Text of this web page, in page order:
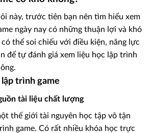
này, trước tiên bạn nên tìm hiểu xem
ngày nay có những thuận lợi và khó
có thể soi chiếu với điều kiện, năng lực
để tự đánh giá xem liệu học lập trình
trình game
tài liệu chất lượng
thế giới tài nguyên học tập vô tận
game. Có rất nhiều khóa học trực